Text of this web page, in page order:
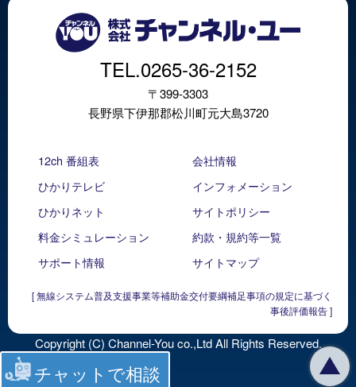
チャットで相談
TEL.0265-36-2152
〒399-3303
長野県下伊那郡松川町元大島3720
12ch 番組表
ひかりテレビ
ひかりネット
料金シミュレーション
サポート情報
会社情報
インフォメーション
サイトポリシー
約款・規約等一覧
サイトマップ
[ 無線システム普及支援事業等補助金交付要綱補足事項の規定に基づく
事後評価報告 ]
Copyright (C) Channel-You co.,Ltd All Rights Reserved.